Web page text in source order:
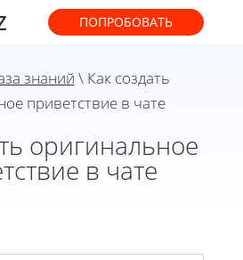
ПОПРОБОВАТЬ
знаний \ Как создать
приветствие в чате
оригинальное
в чате